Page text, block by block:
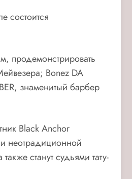
состоится
продемонстрировать
Bonez DA
знаменитый барбер
Black Anchor
неотрадиционной
станут судьями тату-